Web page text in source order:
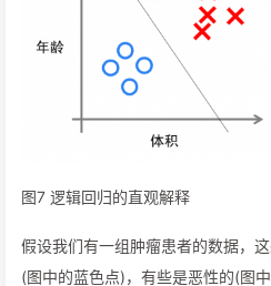
图7 逻辑回归的直观解释
假设我们有一组肿瘤患者的数据，
(图中的蓝色点)，有些是恶性的(图